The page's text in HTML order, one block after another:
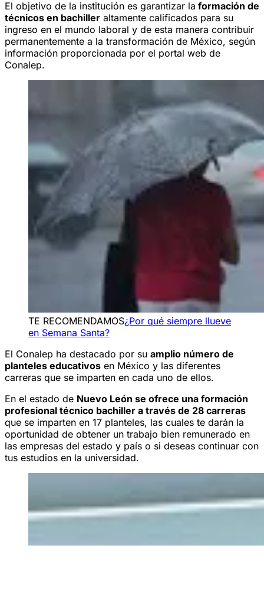
El objetivo de la institución es garantizar la formación de
técnicos en bachiller altamente calificados para su
ingreso en el mundo laboral y de esta manera contribuir
permanentemente a la transformación de México, según
información proporcionada por el portal web de
Conalep.
TE RECOMENDAMOS¿Por qué siempre llueve
en Semana Santa?
El Conalep ha destacado por su amplio número de
planteles educativos en México y las diferentes
carreras que se imparten en cada uno de ellos.
En el estado de Nuevo León se ofrece una formación
profesional técnico bachiller a través de 28 carreras
que se imparten en 17 planteles, las cuales te darán la
oportunidad de obtener un trabajo bien remunerado en
las empresas del estado y país o si deseas continuar con
tus estudios en la universidad.